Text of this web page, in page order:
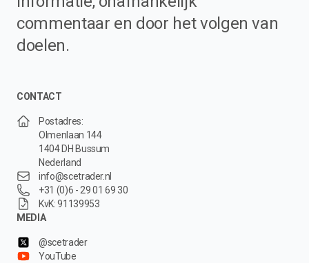
commentaar en door het volgen van
doelen.
CONTACT
Postadres:
Olmenlaan 144
1404 DH Bussum
Nederland
info@scetrader.nl
+31 (0)6 - 29 01 69 30
KvK: 91139953
MEDIA
@scetrader
YouTube